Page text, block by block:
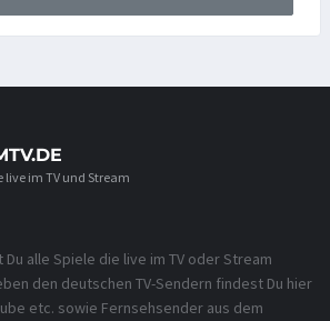
live im TV und Stream
alle Spiele die live im TV oder Stream
den deutschen TV-Sendern findest Du hier
etc. sowie Fernsehsender aus dem